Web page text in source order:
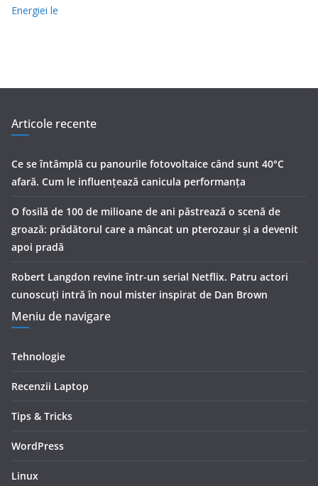
Articole recente
Ce se întâmplă cu panourile fotovoltaice când sunt 40°C
afară. Cum le influențează canicula performanța
O fosilă de 100 de milioane de ani păstrează o scenă de
groază: prădătorul care a mâncat un pterozaur și a devenit
apoi pradă
Robert Langdon revine într-un serial Netflix. Patru actori
cunoscuți intră în noul mister inspirat de Dan Brown
Meniu de navigare
Tehnologie
Recenzii Laptop
Tips & Tricks
WordPress
Linux